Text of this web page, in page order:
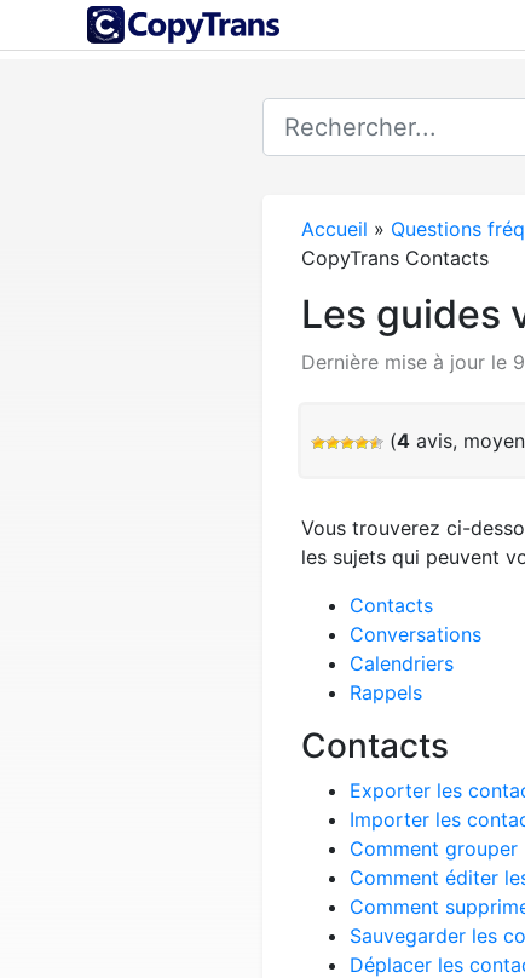
Accueil » Questions
CopyTrans Contacts
Les guides
Dernière mise à jour le
(4 avis,
Vous trouverez ci-
les sujets qui peuvent
Contacts
Conversations
Calendriers
Rappels
Contacts
Exporter les
Importer les
Comment grouper
Comment éditer
Comment
Sauvegarder les
Déplacer les